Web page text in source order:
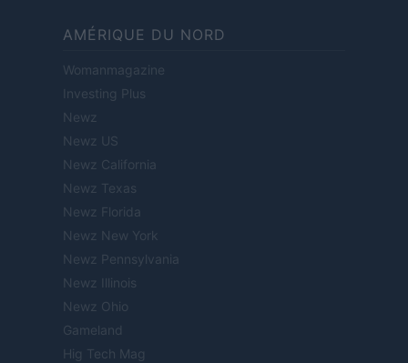
AMÉRIQUE DU NORD
Womanmagazine
Investing Plus
Newz
Newz US
Newz California
Newz Texas
Newz Florida
Newz New York
Newz Pennsylvania
Newz Illinois
Newz Ohio
Gameland
Hig Tech Mag